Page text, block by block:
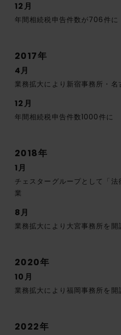
12月
年間相続税申告件数が706件に
2017年
4月
業務拡大により新宿事務所・名
12月
年間相続税申告件数1000件に
2018年
1月
チェスターグループとして「
業
8月
業務拡大により大宮事務所を開
2020年
10月
業務拡大により福岡事務所を開
2022年